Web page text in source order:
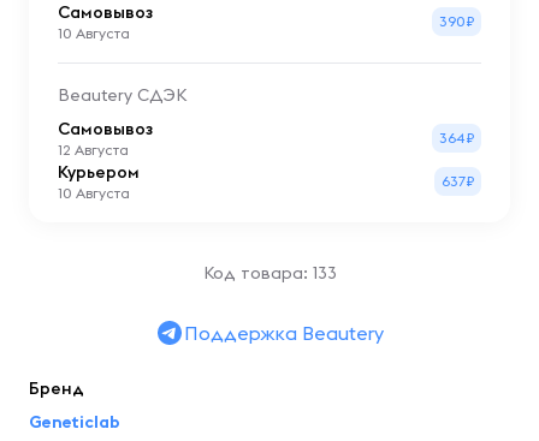
Самовывоз
10 Августа
390₽
Beautery СДЭК
Самовывоз
12 Августа
364₽
Курьером
10 Августа
637₽
Код товара: 133
Поддержка Beautery
Бренд
Geneticlab